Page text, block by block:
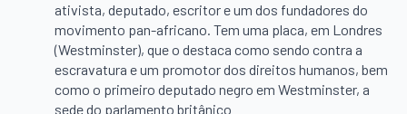
ativista, deputado, escritor e um dos fundadores do
movimento pan-africano. Tem uma placa, em Londres
(Westminster), que o destaca como sendo contra a
escravatura e um promotor dos direitos humanos, bem
como o primeiro deputado negro em Westminster, a
sede do parlamento britânico